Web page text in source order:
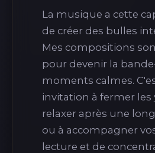
La musique a cette
de créer des bulles
Mes compositions
pour devenir la
moments calmes.
invitation à fermer les
relaxer après une
ou à accompagner
lecture et de